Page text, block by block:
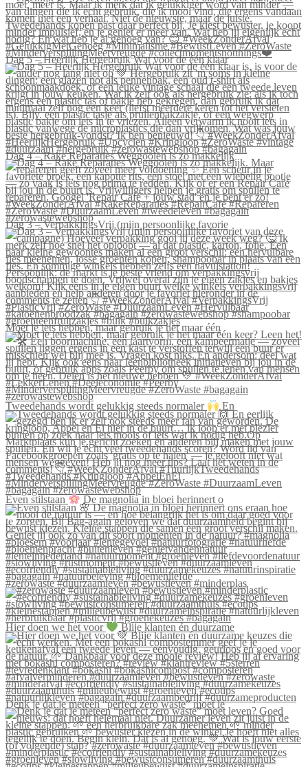
Dag 5 – Heerlijk Hergebruik Wat voor de één klaar
Dag 4 – Rake Reparaties Weggooien is zo makkelijk
Dag 3 – VerpakkingsVrij (mijn persoonlijke favorie
Moet je iets hebben, maar gebruik je het maar één
Tweedehands wordt gelukkig steeds normaler En
Even stilstaan De magnolia in bloei herinnert o
#zerowaste #duurzaamleven #bewustleven #minderplas
Hier doen we het voor Blije klanten én duurzame
Denk je dat je meteen “perfect zero waste” moet le